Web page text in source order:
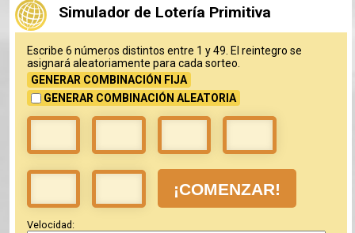
Simulador de Lotería Primitiva
Escribe 6 números distintos entre 1 y 49. El reintegro se
asignará aleatoriamente para cada sorteo.
GENERAR COMBINACIÓN FIJA
GENERAR COMBINACIÓN ALEATORIA
Velocidad: